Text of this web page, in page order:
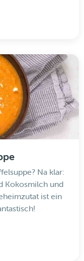
Na klar:
Kokosmilch und
ist ein